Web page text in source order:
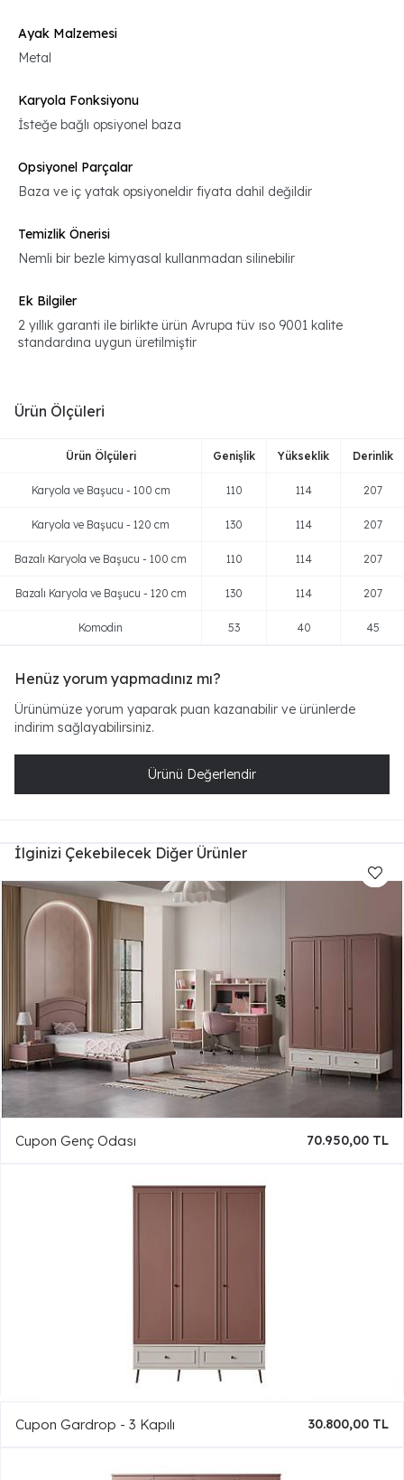
Ayak Malzemesi
Metal
Karyola Fonksiyonu
İsteğe bağlı opsiyonel baza
Opsiyonel Parçalar
Baza ve iç yatak opsiyoneldir fiyata dahil değildir
Temizlik Önerisi
Nemli bir bezle kimyasal kullanmadan silinebilir
Ek Bilgiler
2 yıllık garanti ile birlikte ürün Avrupa tüv ıso 9001 kalite
standardına uygun üretilmiştir
Ürün Ölçüleri
Ürün Ölçüleri Genişlik Yükseklik Derinlik
Karyola ve Başucu - 100 cm 110 114 207
Karyola ve Başucu - 120 cm 130 114 207
Bazalı Karyola ve Başucu - 100 cm 110 114 207
Bazalı Karyola ve Başucu - 120 cm 130 114 207
Komodin 53 40 45
Henüz yorum yapmadınız mı?
Ürünümüze yorum yaparak puan kazanabilir ve ürünlerde
indirim sağlayabilirsiniz.
Ürünü Değerlendir
İlginizi Çekebilecek Diğer Ürünler
Cupon Genç Odası 70.950,00 TL
Cupon Gardrop - 3 Kapılı 30.800,00 TL